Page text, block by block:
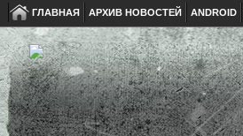
ГЛАВНАЯ АРХИВ НОВОСТЕЙ ANDROID